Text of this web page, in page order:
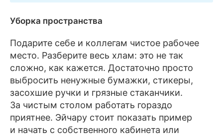
Уборка пространства
Подарите себе и коллегам чистое рабочее
место. Разберите весь хлам: это не так
сложно, как кажется. Достаточно просто
выбросить ненужные бумажки, стикеры,
засохшие ручки и грязные стаканчики.
За чистым столом работать гораздо
приятнее. Эйчару стоит показать пример
и начать с собственного кабинета или